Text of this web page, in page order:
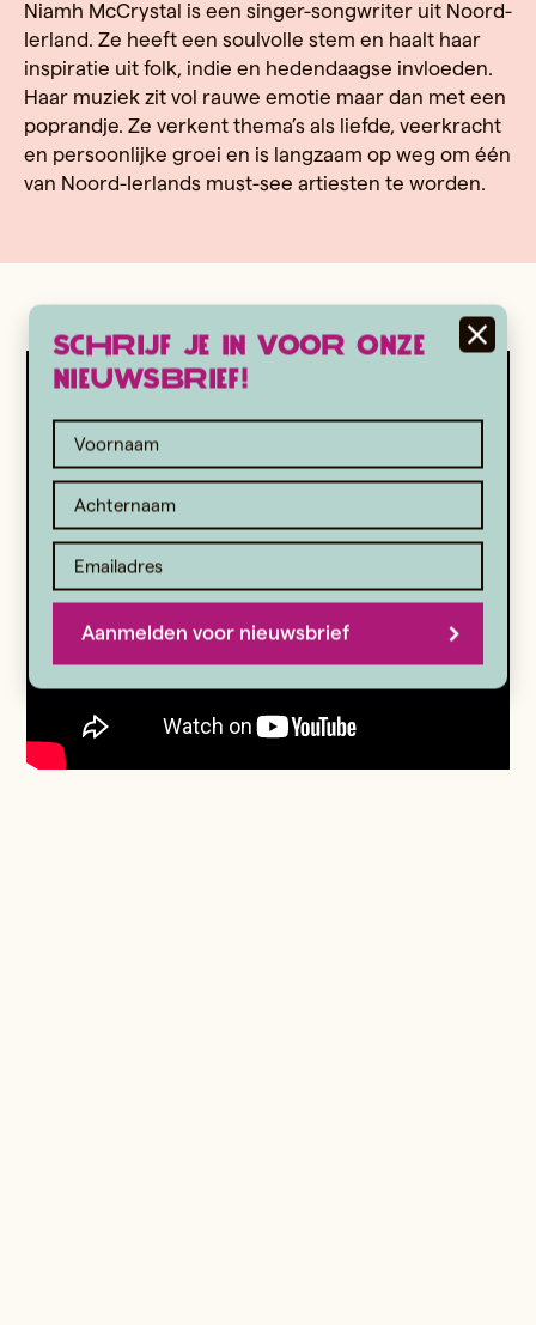
Niamh McCrystal is een singer-songwriter uit Noord-
Ierland. Ze heeft een soulvolle stem en haalt haar
inspiratie uit folk, indie en hedendaagse invloeden.
Haar muziek zit vol rauwe emotie maar dan met een
poprandje. Ze verkent thema’s als liefde, veerkracht
en persoonlijke groei en is langzaam op weg om één
van Noord-Ierlands must-see artiesten te worden.
Schrijf je in voor onze
nieuwsbrief!
Aanmelden voor nieuwsbrief